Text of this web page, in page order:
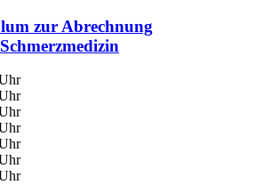
zur Abrechnung